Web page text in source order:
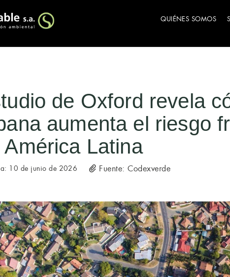
QUIÉNES SOMOS
de Oxford revela
aumenta el riesgo
América Latina
10 de junio de 2026 Fuente: Codexverde